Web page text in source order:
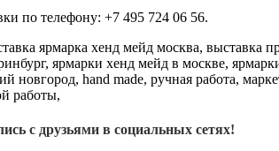
по телефону: +7 495 724 06 56.
с друзьями в социальных сетях!